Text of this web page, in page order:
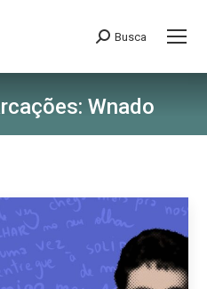
Search:
Busca
Wnado